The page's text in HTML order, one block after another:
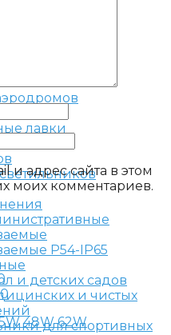
лавки
P54-IP65
и детских садов
и чистых
для спортивных
и адрес сайта в этом
моих комментариев.
48W 62W